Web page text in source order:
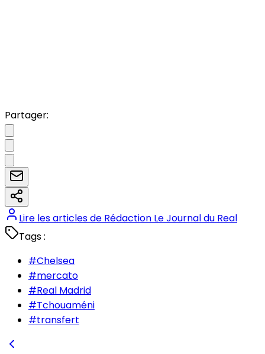
Partager:
Lire les articles de Rédaction Le Journal du Real
Tags :
#Chelsea
#mercato
#Real Madrid
#Tchouaméni
#transfert